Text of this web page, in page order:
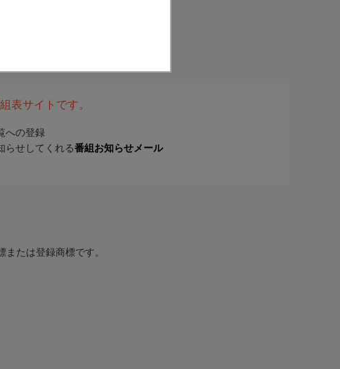
表サイトです。
への登録
らせしてくれる番組お知らせメール
たは登録商標です。